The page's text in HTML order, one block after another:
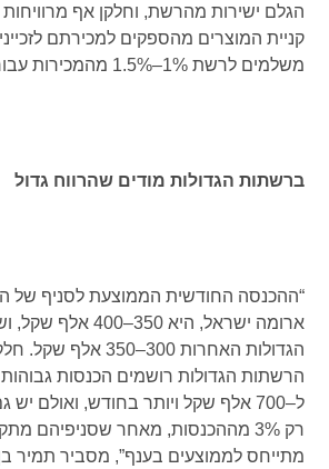
הגלם ישירות מהרשת, וחלקן אף
קניית המוצרים מהספקים למכירתם
משלמים לרשת 1%–1.5% מהמכירות עבור הוצאות פרסום.
ברשתות הגדולות מודים שהרווח גדול
“ההכנסה החודשית הממוצעת לסניף של
ארומה ישראל, היא
הגדולות האחרות
הרשתות הגדולות רושמים הכנסות
ל–700 אלף שקל ויותר בחודש, ואולם
רק 3% מההכנסות, מאחר שסניפיהם
מתייחס לממוצעים בענף”, מסביר תמיר